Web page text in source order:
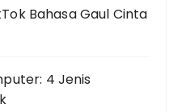
Bahasa Gaul Cinta
4 Jenis